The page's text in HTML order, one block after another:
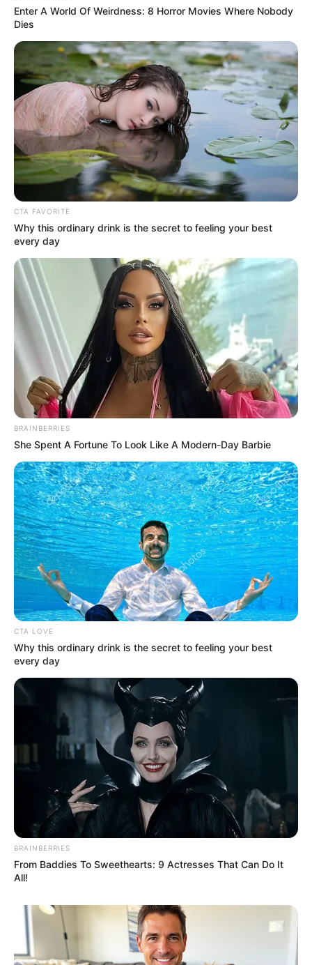
Enter A World Of Weirdness: 8 Horror Movies Where Nobody
Dies
CTA FAVORITE
Why this ordinary drink is the secret to feeling your best
every day
BRAINBERRIES
She Spent A Fortune To Look Like A Modern-Day Barbie
CTA LOVE
Why this ordinary drink is the secret to feeling your best
every day
BRAINBERRIES
From Baddies To Sweethearts: 9 Actresses That Can Do It
All!